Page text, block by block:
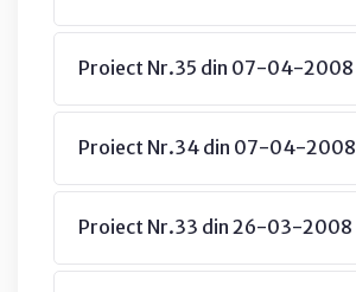
Proiect Nr.35 din 07-04-2008
Proiect Nr.34 din 07-04-2008
Proiect Nr.33 din 26-03-2008